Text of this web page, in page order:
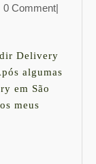
0 Comment|
Delivery
algumas
em São
meus